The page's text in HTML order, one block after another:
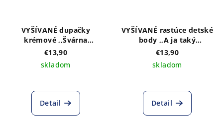
VYŠÍVANÉ dupačky
krémové ,,Švárna
dievčina"
€13,90
skladom
Detail
VYŠÍVANÉ rastúce detské
body ,,A ja taký
parobček" DLHÝ rukáv
modrá výšivka
€13,90
skladom
Detail